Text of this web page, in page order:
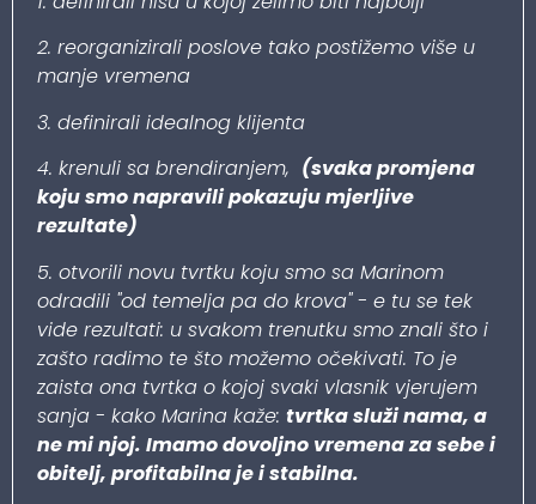
2. reorganizirali poslove tako postižemo više u
manje vremena
3. definirali idealnog klijenta
4. krenuli sa brendiranjem, (svaka promjena
koju smo napravili pokazuju mjerljive
rezultate)
5. otvorili novu tvrtku koju smo sa Marinom
odradili "od temelja pa do krova"- e tu se tek
vide rezultati: u svakom trenutku smo znali što i
zašto radimo te što možemo očekivati. To je
zaista ona tvrtka o kojoj svaki vlasnik vjerujem
sanja - kako Marina kaže: tvrtka služi nama, a
ne mi njoj. Imamo dovoljno vremena za sebe i
obitelj, profitabilna je i stabilna.